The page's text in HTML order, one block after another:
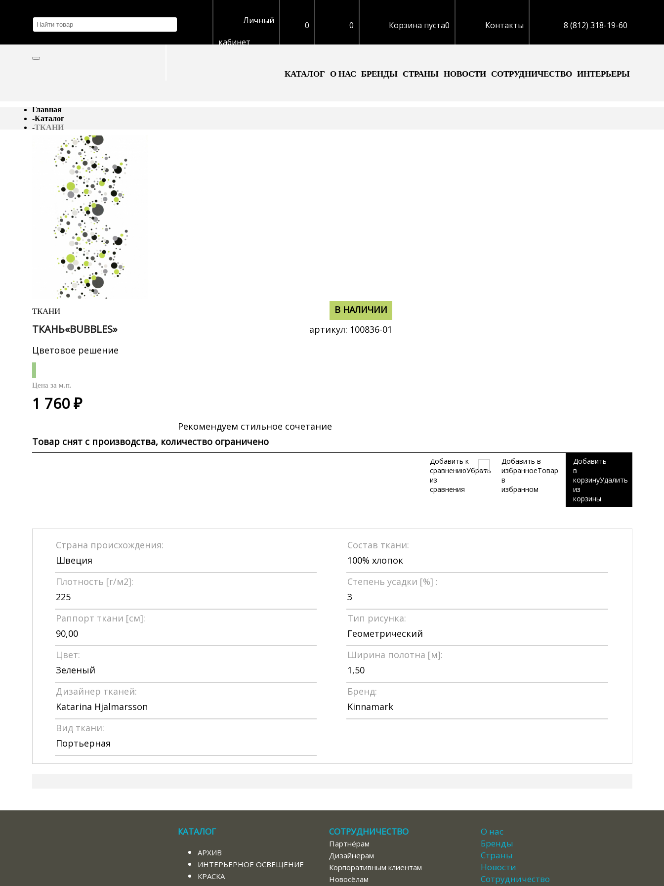
Личный
кабинет
0 0 Корзина пуста0 Контакты 8 (812) 318-19-60
КАТАЛОГ О НАС БРЕНДЫ СТРАНЫ НОВОСТИ СОТРУДНИЧЕСТВО ИНТЕРЬЕРЫ
Главная
-Каталог
-ТКАНИ
ТКАНИ
ТКАНЬ«BUBBLES»
В НАЛИЧИИ
артикул: 100836-01
Цветовое решение
Рекомендуем стильное сочетание
Цена за м.п.
1 760 ₽
В НАЛИЧИИ
Товар снят с производства, количество ограничено
Добавить
в
корзинуУдалить
из
корзины
Добавить в
избранноеТовар
в
избранном
Добавить к
сравнениюУбрать
из
сравнения
Страна происхождения:
Швеция
Состав ткани:
100% хлопок
Плотность [г/м2]:
225
Степень усадки [%] :
3
Раппорт ткани [см]:
90,00
Тип рисунка:
Геометрический
Цвет:
Зеленый
Ширина полотна [м]:
1,50
Дизайнер тканей:
Katarina Hjalmarsson
Бренд:
Kinnamark
Вид ткани:
Портьерная
КАТАЛОГ
АРХИВ
ИНТЕРЬЕРНОЕ ОСВЕЩЕНИЕ
КРАСКА
СОТРУДНИЧЕСТВО
Партнёрам
Дизайнерам
Корпоративным клиентам
Новосёлам
О нас
Бренды
Страны
Новости
Сотрудничество